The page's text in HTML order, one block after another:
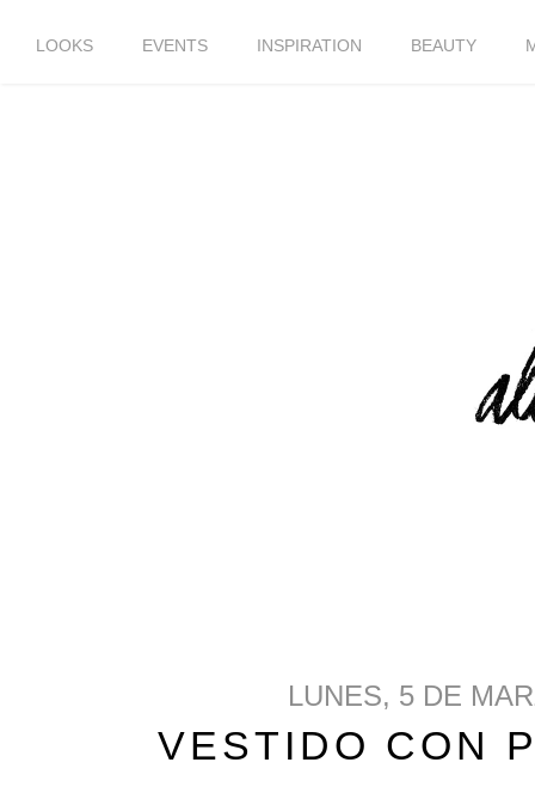
LOOKS EVENTS INSPIRATION BEAUTY
LUNES, 5 DE
VESTIDO CON